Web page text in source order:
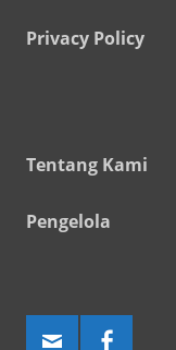
Privacy Policy
Tentang Kami
Pengelola